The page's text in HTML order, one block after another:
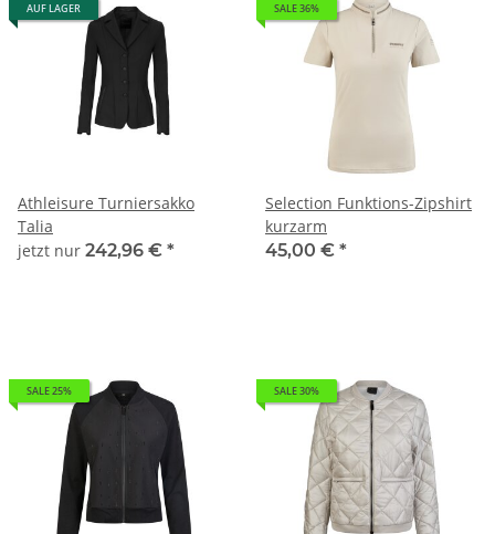
AUF LAGER
Athleisure Turniersakko
Talia
jetzt nur 242,96 € *
SALE 36%
Selection Funktions-Zipshirt
kurzarm
45,00 € *
SALE 25% SALE 30%